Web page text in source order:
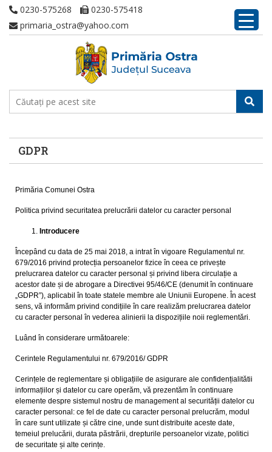
0230-575268
0230-575418
primaria_ostra@yahoo.com
GDPR
Primăria Comunei Ostra
Politica privind securitatea prelucrării datelor cu caracter personal
Introducere
Începând cu data de 25 mai 2018, a intrat în vigoare Regulamentul nr.
679/2016 privind protecția persoanelor fizice în ceea ce privește
prelucrarea datelor cu caracter personal și privind libera circulație a
acestor date și de abrogare a Directivei 95/46/CE (denumit în continuare
„GDPR”), aplicabil în toate statele membre ale Uniunii Europene. În acest
sens, vă informăm privind condițiile în care realizăm prelucrarea datelor
cu caracter personal în vederea alinierii la dispozițiile noii reglementări.
Luând în considerare următoarele:
Cerintele Regulamentului nr. 679/2016/ GDPR
Cerințele de reglementare și obligațiile de asigurare ale confidențialitătii
informațiilor și datelor cu care operăm, vă prezentăm în continuare
elemente despre sistemul nostru de management al securității datelor cu
caracter personal: ce fel de date cu caracter personal prelucrăm, modul
în care sunt utilizate și către cine, unde sunt distribuite aceste date,
temeiul prelucării, durata păstrării, drepturile persoanelor vizate, politici
de securitate și alte cerințe.